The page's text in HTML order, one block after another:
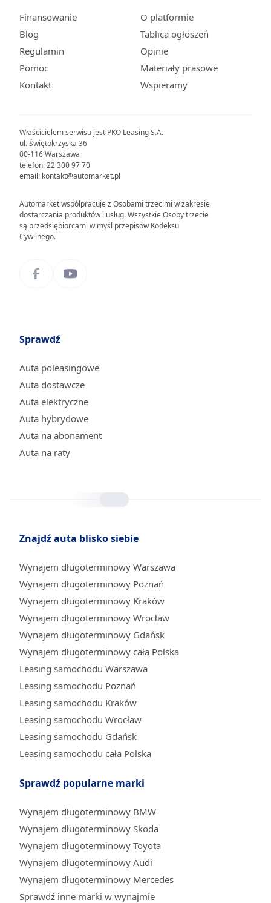
Właścicielem serwisu jest PKO Leasing S.A.
ul. Świętokrzyska 36
00-116 Warszawa
telefon: 22 300 97 70
email: kontakt@automarket.pl
Automarket współpracuje z Osobami trzecimi w zakresie
dostarczania produktów i usług. Wszystkie Osoby trzecie
są przedsiębiorcami w myśl przepisów Kodeksu
Cywilnego.
Finansowanie
Blog
Regulamin
Pomoc
Kontakt
O platformie
Tablica ogłoszeń
Opinie
Materiały prasowe
Wspieramy
Sprawdź
Auta poleasingowe
Auta dostawcze
Auta elektryczne
Auta hybrydowe
Auta na abonament
Auta na raty
Znajdź auta blisko siebie
Wynajem długoterminowy Warszawa
Wynajem długoterminowy Poznań
Wynajem długoterminowy Kraków
Wynajem długoterminowy Wrocław
Wynajem długoterminowy Gdańsk
Wynajem długoterminowy cała Polska
Leasing samochodu Warszawa
Leasing samochodu Poznań
Leasing samochodu Kraków
Leasing samochodu Wrocław
Leasing samochodu Gdańsk
Leasing samochodu cała Polska
Sprawdź popularne marki
Wynajem długoterminowy BMW
Wynajem długoterminowy Skoda
Wynajem długoterminowy Toyota
Wynajem długoterminowy Audi
Wynajem długoterminowy Mercedes
Sprawdź inne marki w wynajmie